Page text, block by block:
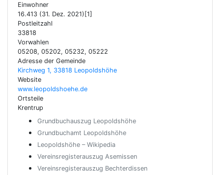
Einwohner
16.413 (31. Dez. 2021)[1]
Postleitzahl
33818
Vorwahlen
05208, 05202, 05232, 05222
Adresse der Gemeinde
Kirchweg 1, 33818 Leopoldshöhe
Website
www.leopoldshoehe.de
Ortsteile
Krentrup
Grundbuchauszug Leopoldshöhe
Grundbuchamt Leopoldshöhe
Leopoldshöhe – Wikipedia
Vereinsregisterauszug Asemissen
Vereinsregisterauszug Bechterdissen